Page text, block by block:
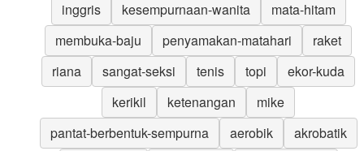
inggris
kesempurnaan-wanita
mata-hitam
membuka-baju
penyamakan-matahari
raket
riana
sangat-seksi tenis topi
ekor-kuda
kerikil
ketenangan
mike
pantat-berbentuk-sempurna
aerobik
akrobatik